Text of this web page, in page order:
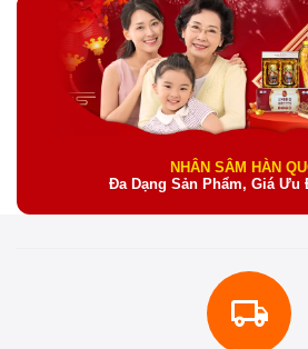
NHÂN SÂM HÀN
Đa Dạng Sản Phẩm, Giá Ưu